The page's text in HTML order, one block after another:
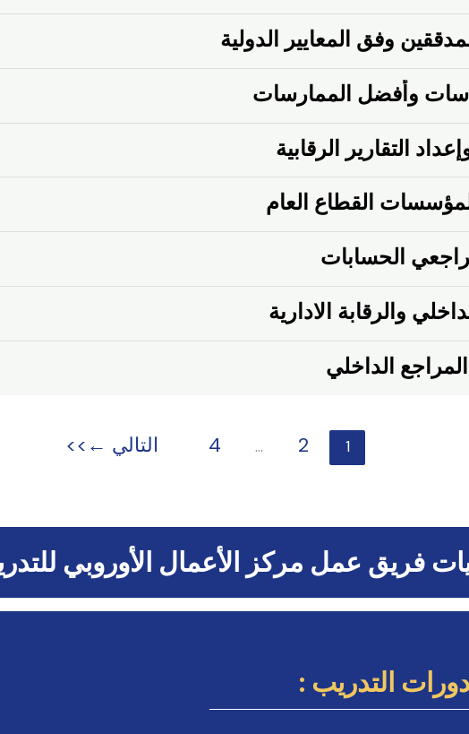
وفق المعايير الدولية
وأفضل الممارسات
التقارير الرقابية
القطاع العام‏
الحسابات
والرقابة الادارية
الداخلي
1
2
…
4 التالي ←
فريق عمل مركز الأعمال الأوروبي
دورات التدريب :